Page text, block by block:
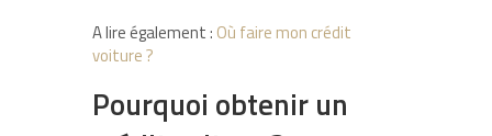
A lire également : Où faire mon crédit
voiture ?
Pourquoi obtenir un